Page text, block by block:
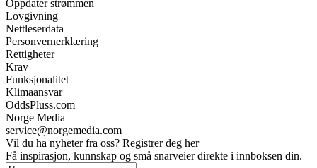
Oppdater strømmen
Lovgivning
Nettleserdata
Personvernerklæring
Rettigheter
Krav
Funksjonalitet
Klimaansvar
OddsPluss.com
Norge Media
service@norgemedia.com
Vil du ha nyheter fra oss? Registrer deg her
Få inspirasjon, kunnskap og små snarveier direkte i innboksen din.